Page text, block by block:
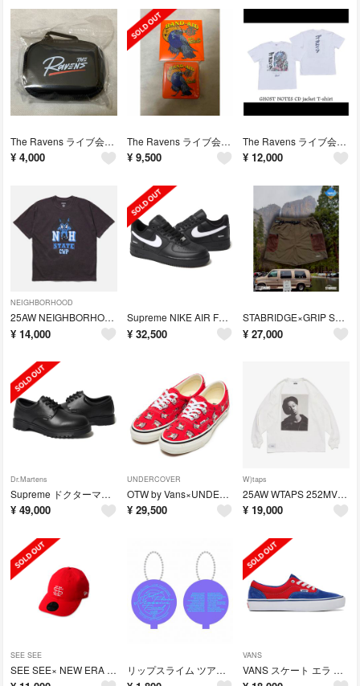
The Ravens ライブ会場限定 ミニ ガジェットケース
¥ 4,000
The Ravens ライブ会場限定 4thアルバム BAND-AID
¥ 9,500
The Ravens ライブ会場限定 ゴーストノーツ ジャケットTシャツ XL
¥ 12,000
NEIGHBORHOOD
25AW NEIGHBORHOOD ショートスリーブTシャツ M
¥ 14,000
Supreme NIKE AIR FORCE 1 LOW BLACK 27.5
¥ 32,500
STABRIDGE×GRIP SWANY サプレックス ナイロンショーツ M
¥ 27,000
Dr.Martens
Supreme ドクターマーチン ポスタル 4アイシューズ US8 26
¥ 49,000
UNDERCOVER
OTW by Vans×UNDERCOVER Era 95 Dog 27.5
¥ 29,500
W)taps
25AW WTAPS 252MV ロングスリーブTシャツ M
¥ 19,000
SEE SEE
SEE SEE× NEW ERA CAP 9THIRTY SCARLET リップスライム ツアー 2025 ご当地コインケース 名古屋
VANS
VANS スケート エラ Blue Red 27.5